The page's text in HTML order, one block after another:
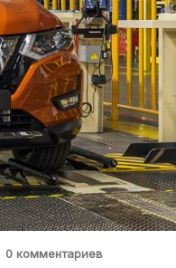
0 комментариев